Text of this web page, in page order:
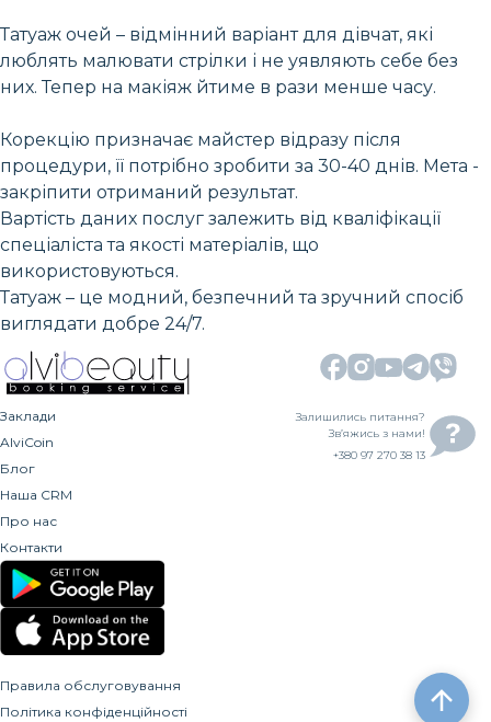
Татуаж очей – відмінний варіант для дівчат, які
люблять малювати стрілки і не уявляють себе без
них. Тепер на макіяж йтиме в рази менше часу.
Корекцію призначає майстер відразу після
процедури, її потрібно зробити за 30-40 днів. Мета -
закріпити отриманий результат.
Вартість даних послуг залежить від кваліфікації
спеціаліста та якості матеріалів, що
використовуються.
Татуаж – це модний, безпечний та зручний спосіб
виглядати добре 24/7.
Заклади
AlviCoin
Блог
Наша CRM
Про нас
Контакти
Залишились питання?
Зв’яжись з нами!
+380 97 270 38 13
Правила обслуговування
Політика конфіденційності